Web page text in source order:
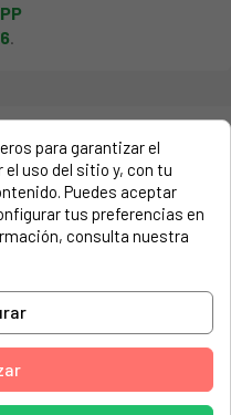
.
en la etiqueta de tu
por números y
1965H8
para garantizar el
uso del sitio y, con tu
Puedes aceptar
tus preferencias en
consulta nuestra